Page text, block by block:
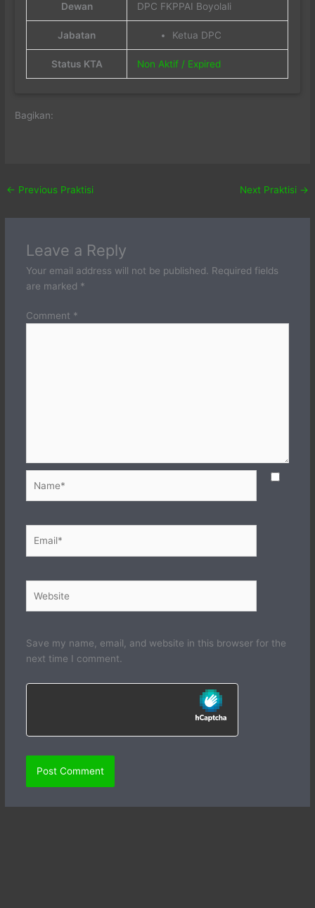
Dewan DPC FKPPAI Boyolali
Jabatan Ketua DPC
Status KTA Non Aktif / Expired
Bagikan:
← Previous Praktisi Next Praktisi →
Leave a Reply
Your email address will not be published.
Required fields
are marked *
Comment *
Save my name, email, and website in this browser for the
next time I comment.